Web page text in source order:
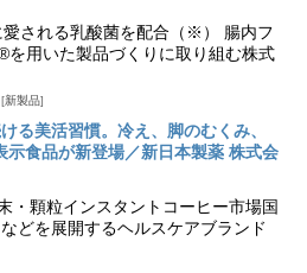
される乳酸菌を配合（※） 腸内フ
を用いた製品づくりに取り組む株式
新製品
る美活習慣。冷え、脚のむくみ、
食品が新登場／新日本製薬 株式会
・顆粒インスタントコーヒー市場国
どを展開するヘルスケアブランド